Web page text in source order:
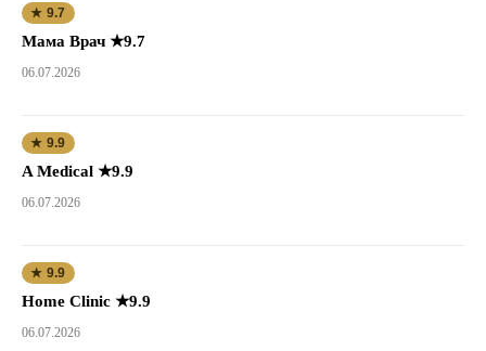
★ 9.7
Мама Врач ★9.7
06.07.2026
★ 9.9
A Medical ★9.9
06.07.2026
★ 9.9
Home Clinic ★9.9
06.07.2026